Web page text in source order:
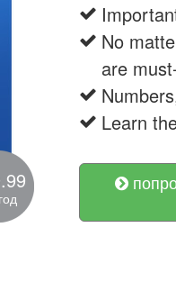
No
are
Learn